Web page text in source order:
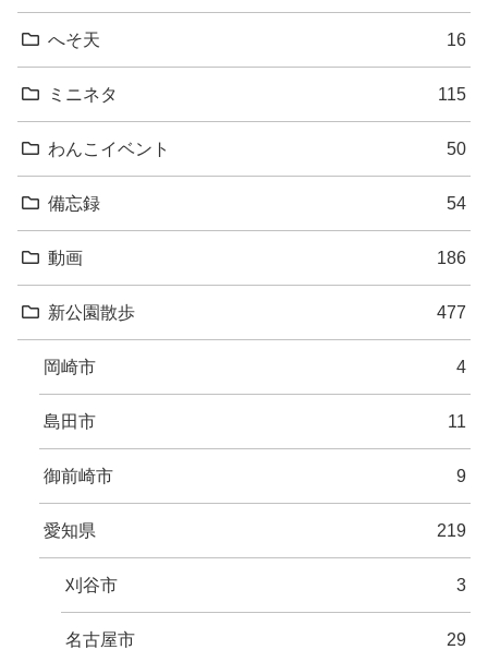
へそ天 16
ミニネタ 115
わんこイベント 50
備忘録 54
動画 186
新公園散歩 477
岡崎市 4
島田市 11
御前崎市 9
愛知県 219
刈谷市 3
名古屋市 29